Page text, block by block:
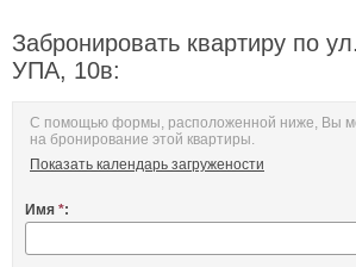
Забронировать квартиру по
УПА, 10в:
С помощью формы, расположенной ниже, Вы
на бронирование этой квартиры.
Показать календарь загружености
Имя *: